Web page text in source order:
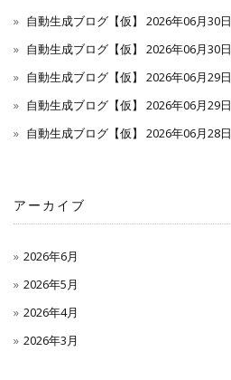
ョ
ン
自動生成ブログ【仮】 2026年06月30日
自動生成ブログ【仮】 2026年06月30日
自動生成ブログ【仮】 2026年06月29日
自動生成ブログ【仮】 2026年06月29日
自動生成ブログ【仮】 2026年06月28日
アーカイブ
2026年6月
2026年5月
2026年4月
2026年3月